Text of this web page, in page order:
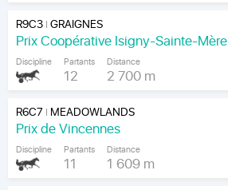
R9C3|GRAIGNES
Prix Coopérative Isigny-Sainte-Mère
Discipline Partants
12
Distance
2 700 m
R6C7 | MEADOWLANDS
Prix de Vincennes
Discipline Partants
11
Distance
1 609 m